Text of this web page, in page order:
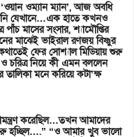
ওম্যান ম্যান’, আজ অবধি
যেখানে…এক হাতে কখনও
পাঁচ মাসের সংসার, শ্যামৌপ্তির
মাঝেই ভাইরাল রণজয় বিষ্ণুর
ফের সোশ্যাল মিডিয়ায় শুরু
চরিত্র নিয়ে কী এমন বললেন
তালিকা মনে করিয়ে কটা’ক্ষ
করেছিল…তখন আমাদের
শুরু হচ্ছিল….” “ও আমার খুব ভালো